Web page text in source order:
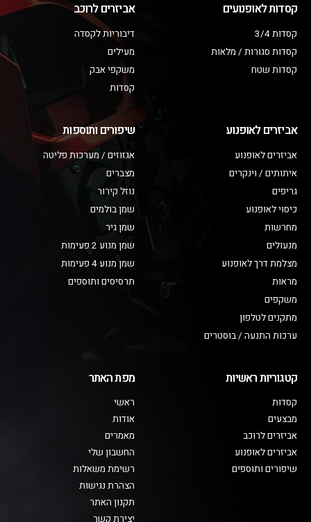
קסדות לאופנועים
קסדות 3/4
קסדות סגורות / מלאות
קסדות שטח
אביזרים לרוכב
דיבוריות לקסדה
מעילים
משקפי אבק
קסדות
אביזרים לאופנוע
אביזרים לאופנוע
איתותים / וינקרים
גריפים
כיסוי לאופנוע
מחרשות
מנעולים
מצלמת דרך לאופנוע
מראות
משקפים
מתקנים לטלפון
ערכות התנעה / בוסטרים
שיפורים ותוספות
אגזוזים / מערכות פליטה
מצברים
נוזל קירור
שמן בולמים
שמן גיר
שמן מנוע 2 פעימות
שמן מנוע 4 פעימות
תרסיסים ותוספים
קטגוריות ראשיות
קסדות
מבצעים
אביזרים לרוכב
אביזרים לאופנוע
שיפורים ותוספים
מפת האתר
ראשי
אודות
מאמרים
החשבון שלי
רשימת משאלות
הצהרת נגישות
תקנון האתר
יצירת קשר